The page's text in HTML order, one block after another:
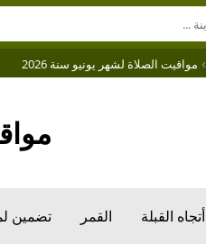
› مواقيت الصلاة لشهر يونيو سنة 2026
أتجاه القبلة القمر تضمين